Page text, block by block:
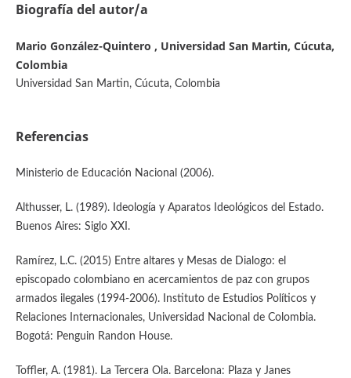
Biografía del autor/a
Mario González-Quintero , Universidad San Martin, Cúcuta,
Colombia
Universidad San Martin, Cúcuta, Colombia
Referencias
Ministerio de Educación Nacional (2006).
Althusser, L. (1989). Ideología y Aparatos Ideológicos del Estado.
Buenos Aires: Siglo XXI.
Ramírez, L.C. (2015) Entre altares y Mesas de Dialogo: el
episcopado colombiano en acercamientos de paz con grupos
armados ilegales (1994-2006). Instituto de Estudios Políticos y
Relaciones Internacionales, Universidad Nacional de Colombia.
Bogotá: Penguin Randon House.
Toffler, A. (1981). La Tercera Ola. Barcelona: Plaza y Janes